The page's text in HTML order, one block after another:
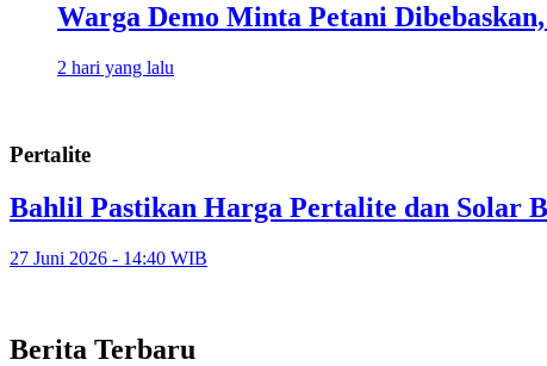
Warga Demo Minta Petani
2 hari yang lalu
Pertalite
Bahlil Pastikan Harga Pertalite dan Solar
27 Juni 2026 - 14:40 WIB
Berita Terbaru